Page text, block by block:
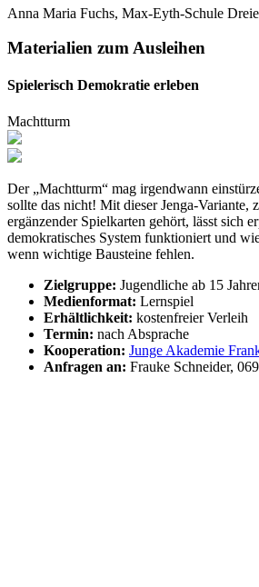
Anna Maria Fuchs, Max-Eyth-Schule
Materialien zum Ausleihen
Spielerisch Demokratie erleben
Machtturm
Der „Machtturm“ mag irgendwann
sollte das nicht! Mit dieser Jenga-Variante,
ergänzender Spielkarten gehört, lässt sich
demokratisches System funktioniert und
wenn wichtige Bausteine fehlen.
Zielgruppe: Jugendliche ab 15
Medienformat: Lernspiel
Erhältlichkeit: kostenfreier Verleih
Termin: nach Absprache
Kooperation: Junge Akademie
Anfragen an: Frauke Schneider,